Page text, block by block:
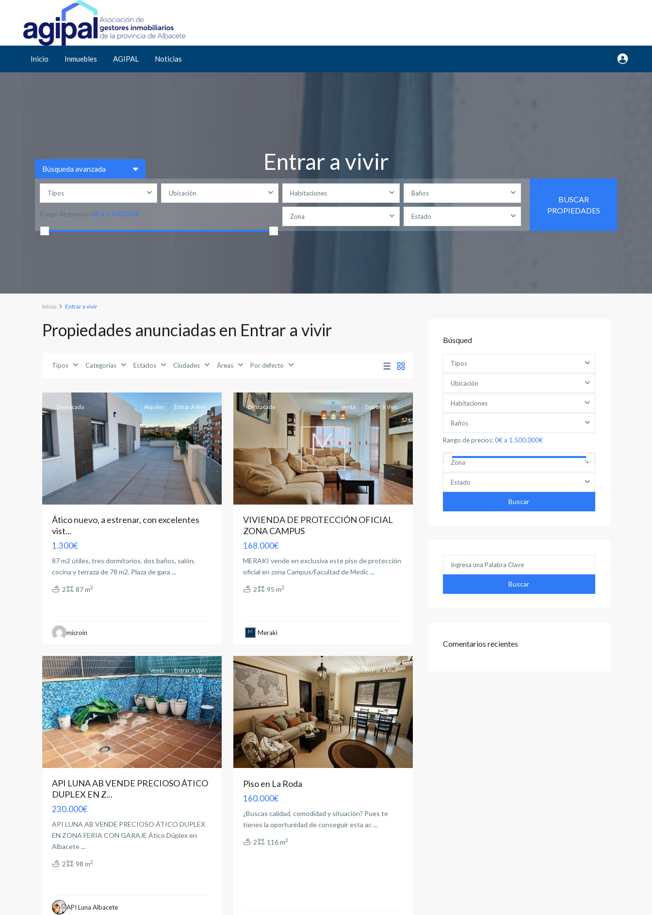
Inicio Inmuebles AGIPAL Noticias
Entrar a vivir
Búsqueda avanzada
Tipos Ubicación Habitaciones Baños
Rango de precios: 0€ a 1.500.000€ Zona Estado
BUSCAR
PROPIEDADES
Inicio Entrar a vivir
Propiedades anunciadas en Entrar a vivir
Tipos Categorías Estados Ciudades Áreas Por defecto
Destacado Alquiler Entrar A Vivir
Ático nuevo, a estrenar, con excelentes
vist...
1.300€
87 m2 útiles, tres dormitorios, dos baños, salón,
cocina y terraza de 78 m2. Plaza de gara ...
2 87 m2
microin
Destacado Venta Entrar A Vivir
VIVIENDA DE PROTECCIÓN OFICIAL
ZONA CAMPUS
168.000€
MERAKI vende en exclusiva este piso de protección
oficial en zona Campus/Facultad de Medic...
2 95 m2
Meraki
Feria
Albacete
Venta Entrar A Vivir
API LUNA AB VENDE PRECIOSO ÁTICO
DUPLEX EN Z...
230.000€
API LUNA AB VENDE PRECIOSO ÁTICO DUPLEX
EN ZONA FERIA CON GARAJE Ático Dúplex en
Albacete...
2 98 m2
API Luna Albacete
Albacete
Venta Entrar A Vivir
Piso en La Roda
160.000€
¿Buscas calidad, comodidad y situación? Pues te
tienes la oportunidad de conseguir esta ac...
2 116 m2
Pilar
Albacete
Búsqued
Tipos
Ubicación
Habitaciones
Baños
Rango de precios:0€ a 1.500.000€
Zona
Estado
Buscar
Buscar
Comentarios recientes